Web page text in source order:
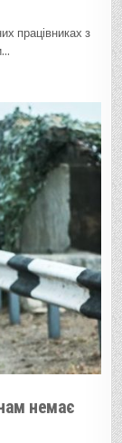
працівниках з
немає